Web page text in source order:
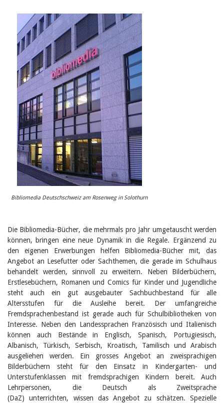
Einmalige Beiträge
Bibliotheksangebote
Bibliosuisse
Kantonale
Unterstützungsbeiträge
Rezensionen
Schweizer Literatur
Alle Tags
Autoren
Julie Greub
Birgit Libiszewski
Ursula Strahm
Sandra Dettwyler
Sibylle Birrer
Javier Lopez
Céline Graf
Felicitas Isler
Andrea Grichting
Therese von Weissenfluh
Alle Autoren
Archiv
Juli 2026
Juni 2026
März 2026
Dezember 2025
November 2025
September 2025
Juli 2025
Juni 2025
2024
2023
2022
2021
2020
2019
Bibliomedia Deutschschweiz am Rosenweg in Solothurn
Die Bibliomedia-Bücher, die mehrmals pro Jahr umgetauscht werden
können, bringen eine neue Dynamik in die Regale. Ergänzend zu
den eigenen Erwerbungen helfen Bibliomedia-Bücher mit, das
Angebot an Lesefutter oder Sachthemen, die gerade im Schulhaus
behandelt werden, sinnvoll zu erweitern. Neben Bilderbüchern,
Erstlesebüchern, Romanen und Comics für Kinder und Jugendliche
steht auch ein gut ausgebauter Sachbuchbestand für alle
Altersstufen für die Ausleihe bereit. Der umfangreiche
Fremdsprachenbestand ist gerade auch für Schulbibliotheken von
Interesse. Neben den Landessprachen Französisch und Italienisch
können auch Bestände in Englisch, Spanisch, Portugiesisch,
Albanisch, Türkisch, Serbisch, Kroatisch, Tamilisch und Arabisch
ausgeliehen werden. Ein grosses Angebot an zweisprachigen
Bilderbüchern steht für den Einsatz in Kindergarten- und
Unterstufenklassen mit fremdsprachigen Kindern bereit. Auch
Lehrpersonen, die Deutsch als Zweitsprache
(DaZ) unterrichten, wissen das Angebot zu schätzen. Spezielle